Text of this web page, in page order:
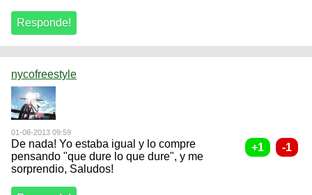
nycofreestyle
01-08-2013 09:59
De nada! Yo estaba igual y lo compre
pensando "que dure lo que dure", y me
sorprendio, Saludos!